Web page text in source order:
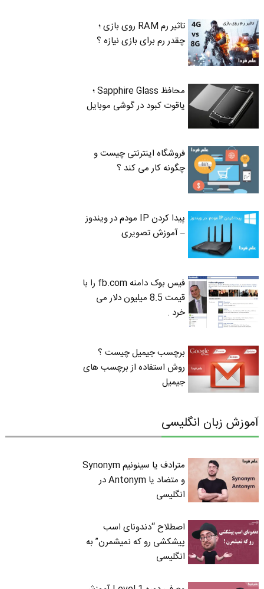
تاثیر رم RAM روی بازی ؛
چقدر رم برای بازی نیازه ؟
محافظ Sapphire Glass ؛
یاقوت کبود در گوشی موبایل
فروشگاه اینترنتی چیست و
چگونه کار می کند ؟
پیدا کردن IP مودم در ویندوز
– آموزش تصویری
فیس بوک دامنه fb.com را با
قیمت 8.5 میلیون دلار می
خرد .
برچسب جیمیل چیست ؟
روش استفاده از برچسب های
جیمیل
آموزش زبان انگلیسی
مترادف یا سینونیم Synonym
و متضاد یا Antonym در
انگلیسی
اصطلاح “دندونای اسب
پیشکشی رو که نمیشمرن” به
انگلیسی